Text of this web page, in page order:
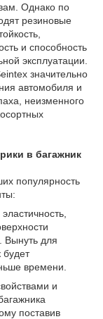
Однако по
резиновые
и способность
эксплуатации.
значительно
автомобиля и
неизменного
в багажник
популярность
Вынуть для
будет
времени.
и
поставив